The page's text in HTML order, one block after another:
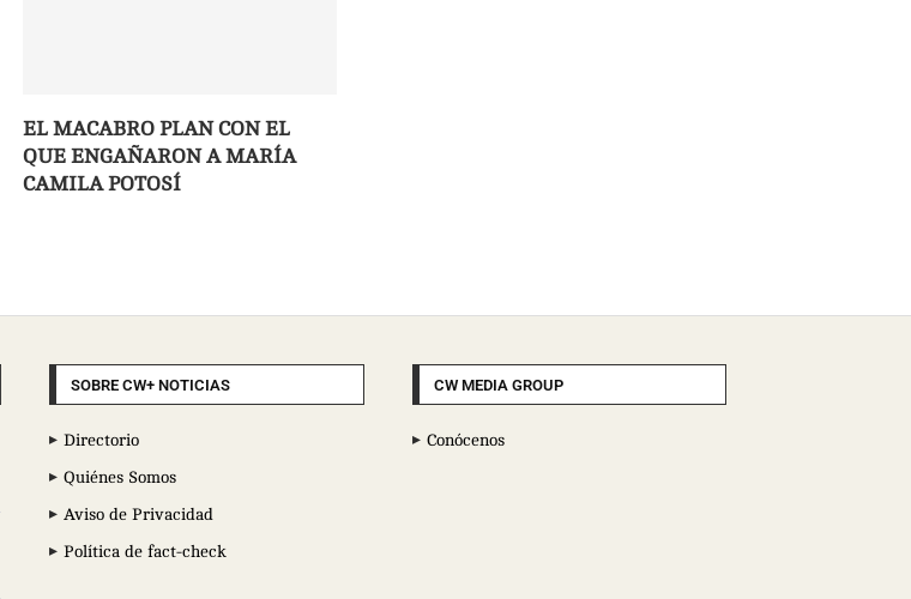
EL MACABRO PLAN CON EL
QUE ENGAÑARON A MARÍA
CAMILA POTOSÍ
SOBRE CW+ NOTICIAS
Directorio
Quiénes Somos
Aviso de Privacidad
Política de fact-check
CW MEDIA GROUP
Conócenos